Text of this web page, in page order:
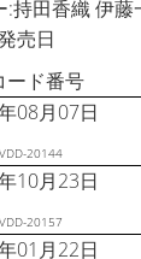
:持田香織 伊
売日
ード番号
08月07日
20144
10月23日
20157
01月22日